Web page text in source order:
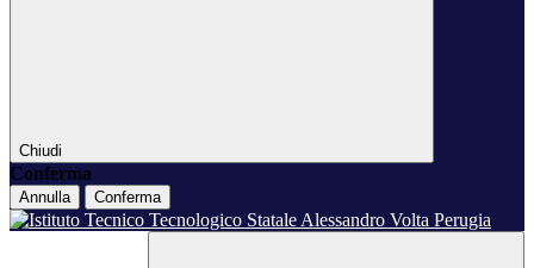
Chiudi
Conferma
Annulla Conferma